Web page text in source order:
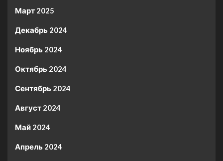
Март 2025
Декабрь 2024
Ноябрь 2024
Октябрь 2024
Сентябрь 2024
Август 2024
Май 2024
Апрель 2024